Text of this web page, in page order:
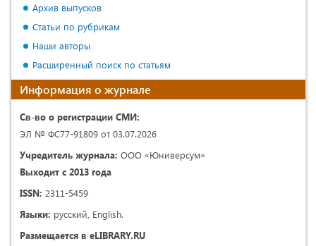
Архив выпусков
Статьи по рубрикам
Наши авторы
Расширенный поиск по статьям
Информация о журнале
Св-во о регистрации СМИ:
ЭЛ № ФС77-91809 от 03.07.2026
Учредитель журнала: ООО «Юниверсум»
Выходит с 2013 года
ISSN: 2311-5459
Языки: русский, English.
Размещается в eLIBRARY.RU